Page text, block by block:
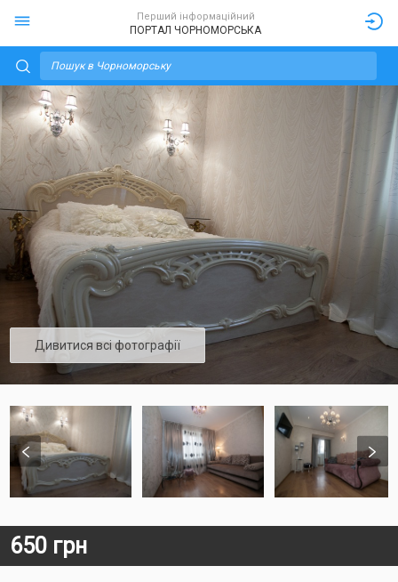
Перший інформаційний
ПОРТАЛ ЧОРНОМОРСЬКА
Дивитися всі фотографії
650 грн